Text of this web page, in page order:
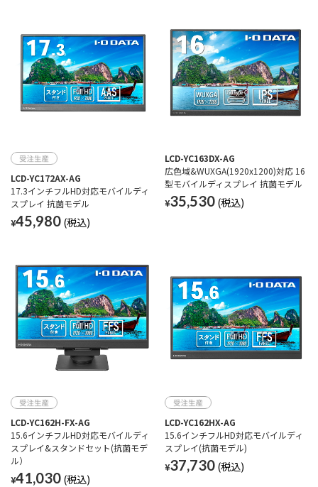
LCD-YC172AX-AG
17.3インチフルHD対応モバイルディ
スプレイ 抗菌モデル
¥45,980
LCD-YC163DX-AG
広色域&WUXGA(1920x1200)対応 16
型モバイルディスプレイ 抗菌モデル
¥35,530
LCD-YC162H-FX-AG
15.6インチフルHD対応モバイルディ
スプレイ&スタンドセット(抗菌モデ
ル）
¥41,030
LCD-YC162HX-AG
15.6インチフルHD対応モバイルディ
スプレイ(抗菌モデル)
¥37,730